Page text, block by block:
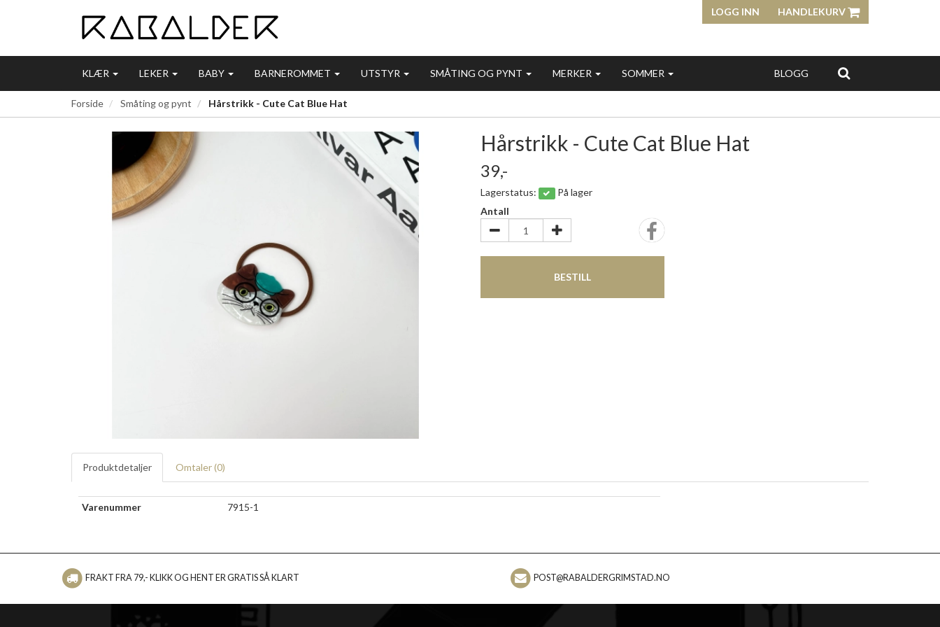
LOGG INN HANDLEKURV
KLÆR LEKER BABY BARNEROMMET UTSTYR SMÅTING OG PYNT MERKER SOMMER BLOGG
Forside Småting og pynt Hårstrikk - Cute Cat Blue Hat
Hårstrikk - Cute Cat Blue Hat
39,-
Lagerstatus:
På lager
Antall
BESTILL
Produktdetaljer Omtaler (0)
Varenummer 7915-1
FRAKT FRA 79,- KLIKK OG HENT ER GRATIS SÅ KLART POST@RABALDERGRIMSTAD.NO